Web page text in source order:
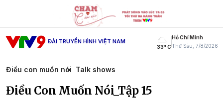
ĐÀI TRUYỀN HÌNH VIỆT NAM
33° C
Hồ Chí Minh
Thứ Sáu, 7/8/2026
Điều con muốn nói Talk shows
Điều Con Muốn Nói_Tập 15